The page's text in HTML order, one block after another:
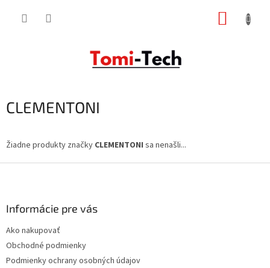
CLEMENTONI
Žiadne produkty značky CLEMENTONI sa nenašli...
Informácie pre vás
Ako nakupovať
Obchodné podmienky
Podmienky ochrany osobných údajov